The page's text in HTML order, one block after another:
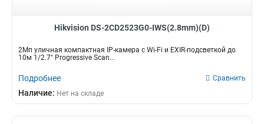
Hikvision DS-2CD2523G0-IWS(2.8mm)(D)
2Мп уличная компактная IP-камера с Wi-Fi и EXIR-подсветкой до
10м 1/2.7" Progressive Scan...
Подробнее Сравнить
Наличие: Нет на складе